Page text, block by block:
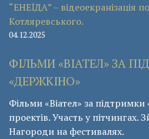
“ЕНЕЇДА” – відеоекранізація
Котляревського.
04.12.2025
ФІЛЬМИ «ВІАТЕЛ» ЗА
«ДЕРЖКІНО»
Фільми «Віател» за
проектів. Участь у пітчингах.
Нагороди на фестивалях.